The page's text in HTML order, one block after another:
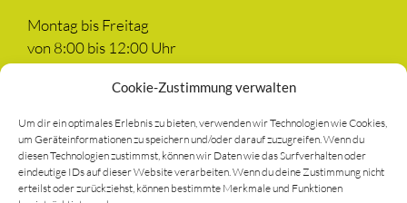
Cookie-Zustimmung verwalten
Um dir ein optimales Erlebnis zu bieten, verwenden wir Technologien wie Cookies,
um Geräteinformationen zu speichern und/oder darauf zuzugreifen. Wenn du
diesen Technologien zustimmst, können wir Daten wie das Surfverhalten oder
eindeutige IDs auf dieser Website verarbeiten. Wenn du deine Zustimmung nicht
erteilst oder zurückziehst, können bestimmte Merkmale und Funktionen
Montag bis Freitag
von 8:00 bis 12:00 Uhr
Newsletter anmelden